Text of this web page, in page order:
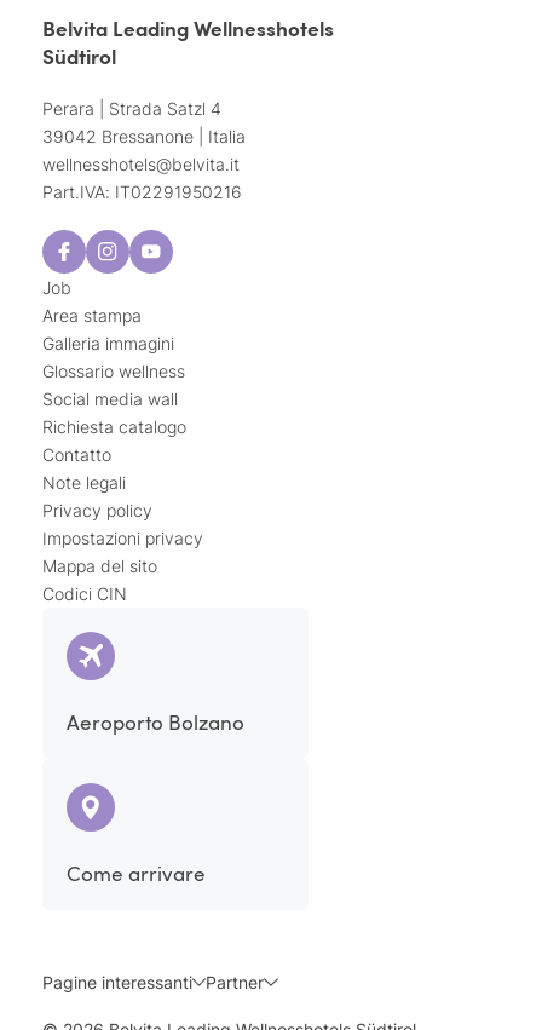
Belvita Leading Wellnesshotels
Südtirol
Perara | Strada Satzl 4
39042 Bressanone | Italia
wellnesshotels@belvita.it
Part.IVA: IT02291950216
Job
Area stampa
Galleria immagini
Glossario wellness
Social media wall
Richiesta catalogo
Contatto
Note legali
Privacy policy
Impostazioni privacy
Mappa del sito
Codici CIN
Aeroporto Bolzano
Come arrivare
Pagine interessanti Partner